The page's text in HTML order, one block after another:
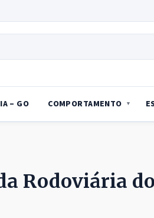
– GO COMPORTAMENTO
Rodoviária do